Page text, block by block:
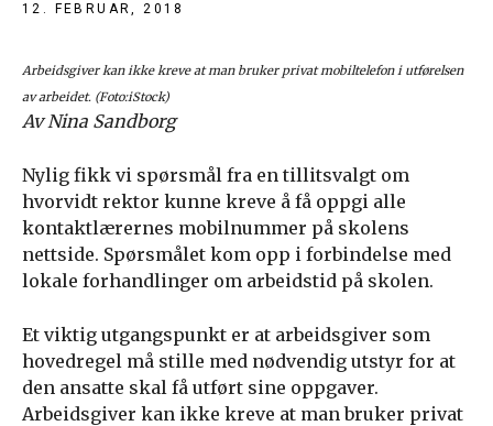
12. FEBRUAR, 2018
Arbeidsgiver kan ikke kreve at man bruker privat mobiltelefon i utførelsen
av arbeidet. (Foto:iStock)
Av Nina Sandborg
Nylig fikk vi spørsmål fra en tillitsvalgt om
hvorvidt rektor kunne kreve å få oppgi alle
kontaktlærernes mobilnummer på skolens
nettside. Spørsmålet kom opp i forbindelse med
lokale forhandlinger om arbeidstid på skolen.
Et viktig utgangspunkt er at arbeidsgiver som
hovedregel må stille med nødvendig utstyr for at
den ansatte skal få utført sine oppgaver.
Arbeidsgiver kan ikke kreve at man bruker privat